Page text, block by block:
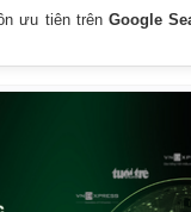
ưu tiên trênGoogle